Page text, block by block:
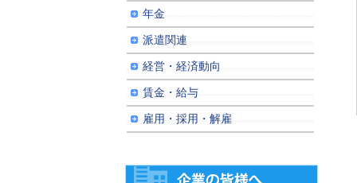
年金
派遣関連
経営・経済動向
賃金・給与
雇用・採用・解雇